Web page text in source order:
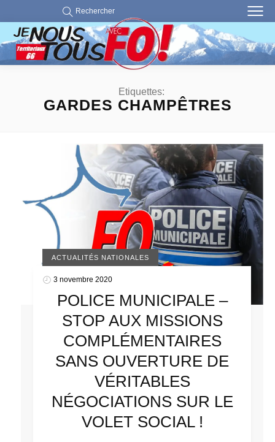
Rechercher
Etiquettes:
GARDES CHAMPÊTRES
ACTUALITÉS NATIONALES
3 novembre 2020
POLICE MUNICIPALE –
STOP AUX MISSIONS
COMPLÉMENTAIRES
SANS OUVERTURE DE
VÉRITABLES
NÉGOCIATIONS SUR LE
VOLET SOCIAL !